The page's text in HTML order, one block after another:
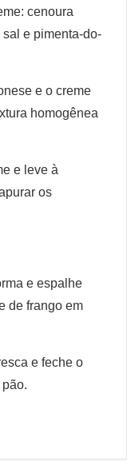
cenoura
e pimenta-do-
e o creme
homogênea
e leve à
os
e espalhe
de frango em
e feche o